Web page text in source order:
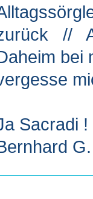
//
Sacradi